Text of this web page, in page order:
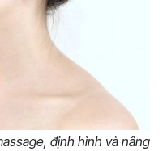
định hình và nâng